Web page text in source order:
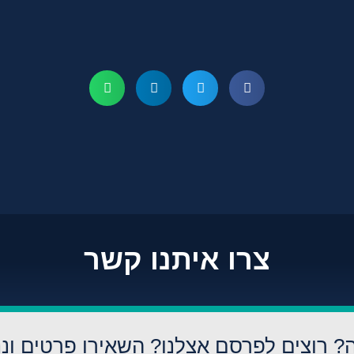
צרו איתנו קשר
רוצים לפרסם אצלנו? השאירו פרטים